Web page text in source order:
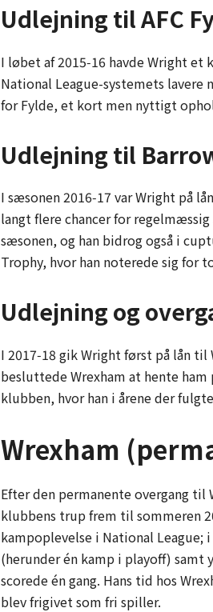
Udlejning til AFC
I løbet af 2015‑16 havde Wright et
National League-systemets lavere
for Fylde, et kort men nyttigt
Udlejning til
I sæsonen 2016‑17 var Wright på
langt flere chancer for
sæsonen, og han bidrog også i
Trophy, hvor han noterede sig for
Udlejning og
I 2017‑18 gik Wright først på lån
besluttede Wrexham at hente ham
klubben, hvor han i årene der
Wrexham
Efter den permanente overgang til
klubbens trup frem til sommeren
kampoplevelse i National League;
(herunder én kamp i playoff)
scorede én gang. Hans tid hos
blev frigivet som fri spiller.